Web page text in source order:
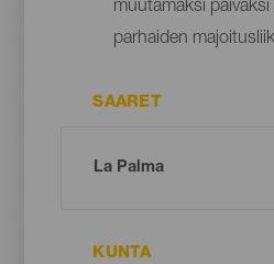
muutamaksi
parhaiden
SAARET
KUNTA